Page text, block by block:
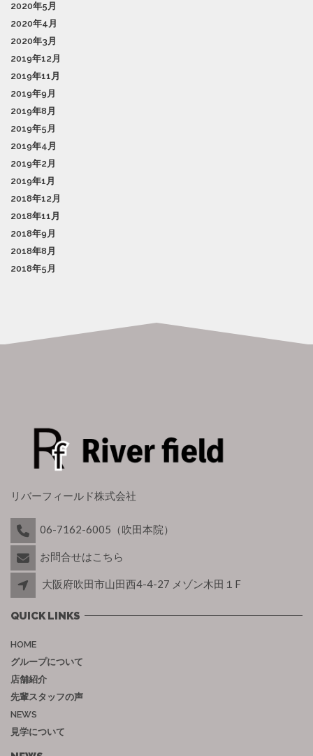
2020年5月
2020年4月
2020年3月
2019年12月
2019年11月
2019年9月
2019年8月
2019年5月
2019年4月
2019年2月
2019年1月
2018年12月
2018年11月
2018年9月
2018年8月
2018年5月
リバーフィールド株式会社
06-7162-6005（吹田本院）
お問合せはこちら
大阪府吹田市山田西4-4-27 メゾン木田１F
QUICK LINKS
HOME
グループについて
店舗紹介
先輩スタッフの声
NEWS
見学について